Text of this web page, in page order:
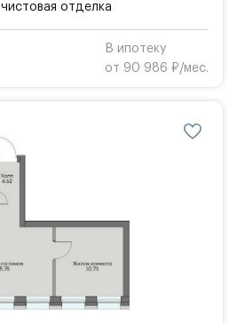
чистовая отделка
В ипотеку
от 90 986 ₽/мес.